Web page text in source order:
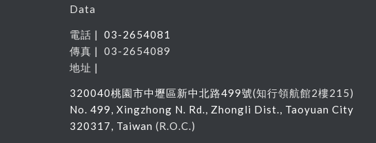
Data
電話 | 03-2654081
傳真 | 03-2654089
地址 |
320040桃園市中壢區新中北路499號(知行領航館2樓215)
No. 499, Xingzhong N. Rd., Zhongli Dist., Taoyuan City
320317, Taiwan (R.O.C.)